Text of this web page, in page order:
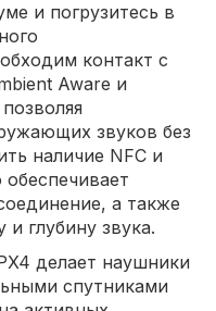
и погрузитесь в
контакт с
Aware и
звуков без
наличие NFC и
а также
глубину звука.
делает наушники
спутниками